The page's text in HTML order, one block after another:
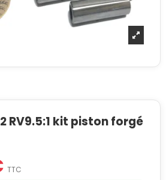
RV9.5:1 kit piston forgé
TTC